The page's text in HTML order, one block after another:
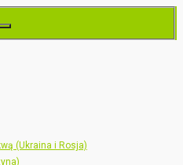
(Ukraina i Rosja)